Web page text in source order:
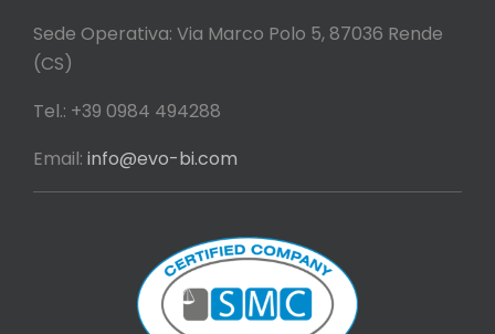
Sede Operativa: Via Marco Polo 5,87036 Rende
(CS)
Tel.: +39 0984 494288
Email: info@evo-bi.com